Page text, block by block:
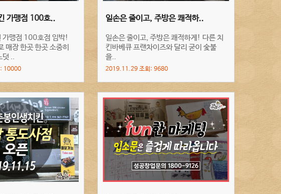
가맹점 100호..
가맹점 100호점 임박!
매장 한곳 한곳 소중히
덧 ..
10000
일손은 줄이고, 주방은 쾌적하..
일손은 줄이고, 주방은 쾌적하게! 다른 치
킨바베큐 프랜차이즈와 달리 굳이 숯불
을..
2019.11.29 조회: 9680